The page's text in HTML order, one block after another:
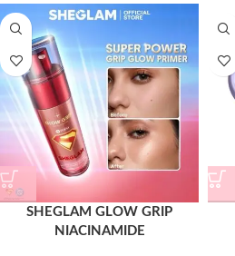
SHEGLAM GLOW GRIP
NIACINAMIDE